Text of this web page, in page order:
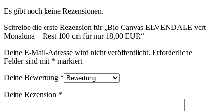
Es gibt noch keine Rezensionen.
Schreibe die erste Rezension für „Bio Canvas ELVENDALE vert
Monaluna – Rest 100 cm für nur 18,00 EUR“
Deine E-Mail-Adresse wird nicht veröffentlicht. Erforderliche
Felder sind mit * markiert
Deine Bewertung *
Deine Rezension *